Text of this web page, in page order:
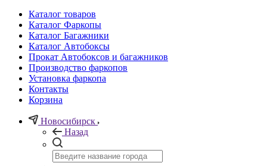
Каталог товаров
Каталог Фаркопы
Каталог Багажники
Каталог Автобоксы
Прокат Автобоксов и багажников
Производство фаркопов
Установка фаркопа
Контакты
Корзина
Новосибирск
Назад